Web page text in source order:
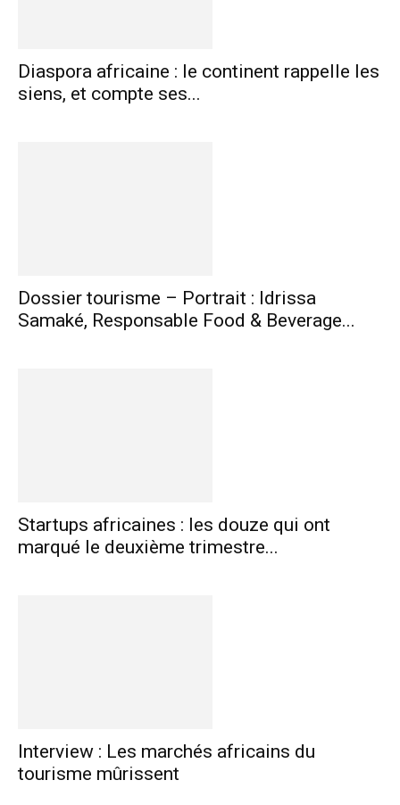
Diaspora africaine : le continent rappelle les
siens, et compte ses...
Dossier tourisme – Portrait : Idrissa
Samaké, Responsable Food & Beverage...
Startups africaines : les douze qui ont
marqué le deuxième trimestre...
Interview : Les marchés africains du
tourisme mûrissent